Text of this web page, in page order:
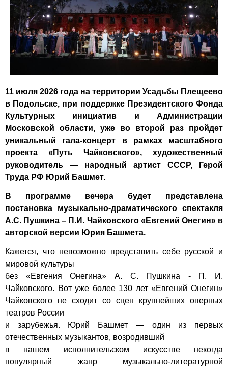
11 июля 2026 года на территории Усадьбы Плещеево
в Подольске, при поддержке Президентского Фонда
Культурных инициатив и Администрации
Московской области, уже во второй раз пройдет
уникальный гала-концерт в рамках масштабного
проекта «Путь Чайковского», художественный
руководитель — народный артист СССР, Герой
Труда РФ Юрий Башмет.
В программе вечера будет представлена
постановка музыкально-драматического спектакля
А.С. Пушкина – П.И. Чайковского «Евгений Онегин» в
авторской версии Юрия Башмета.
Кажется, что невозможно представить себе русской и
мировой культуры
без «Евгения Онегина» А. С. Пушкина - П. И.
Чайковского. Вот уже более 130 лет «Евгений Онегин»
Чайковского не сходит со сцен крупнейших оперных
театров России
и зарубежья. Юрий Башмет — один из первых
отечественных музыкантов, возродивший
в нашем исполнительском искусстве некогда
популярный жанр музыкально-литературной